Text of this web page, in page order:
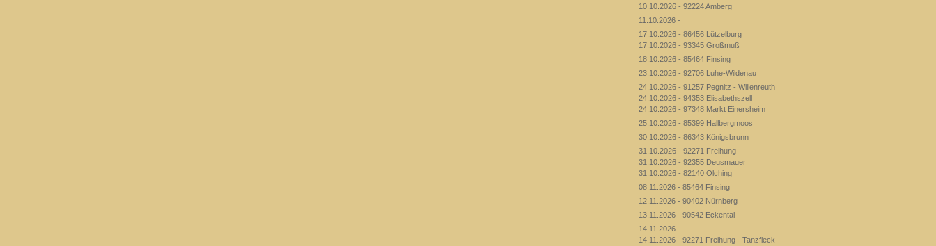
10.10.2026 - 92224 Amberg
11.10.2026 -
17.10.2026 - 86456 Lützelburg
17.10.2026 - 93345 Großmuß
18.10.2026 - 85464 Finsing
23.10.2026 - 92706 Luhe-Wildenau
24.10.2026 - 91257 Pegnitz - Willenreuth
24.10.2026 - 94353 Elisabethszell
24.10.2026 - 97348 Markt Einersheim
25.10.2026 - 85399 Hallbergmoos
30.10.2026 - 86343 Königsbrunn
31.10.2026 - 92271 Freihung
31.10.2026 - 92355 Deusmauer
31.10.2026 - 82140 Olching
08.11.2026 - 85464 Finsing
12.11.2026 - 90402 Nürnberg
13.11.2026 - 90542 Eckental
14.11.2026 -
14.11.2026 - 92271 Freihung - Tanzfleck